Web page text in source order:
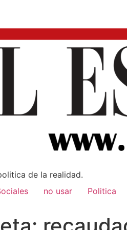
de la realidad.
no usar Politica